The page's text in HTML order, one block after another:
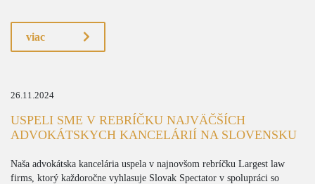
viac
26.11.2024
USPELI SME V REBRÍČKU NAJVÄČŠÍCH
ADVOKÁTSKYCH KANCELÁRIÍ NA SLOVENSKU
Naša advokátska kancelária uspela v najnovšom rebríčku Largest law
firms, ktorý každoročne vyhlasuje Slovak Spectator v spolupráci so